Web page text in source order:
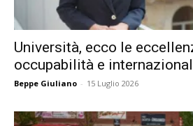
Università, ecco le
occupabilità e
Beppe Giuliano - 15 Luglio 2026